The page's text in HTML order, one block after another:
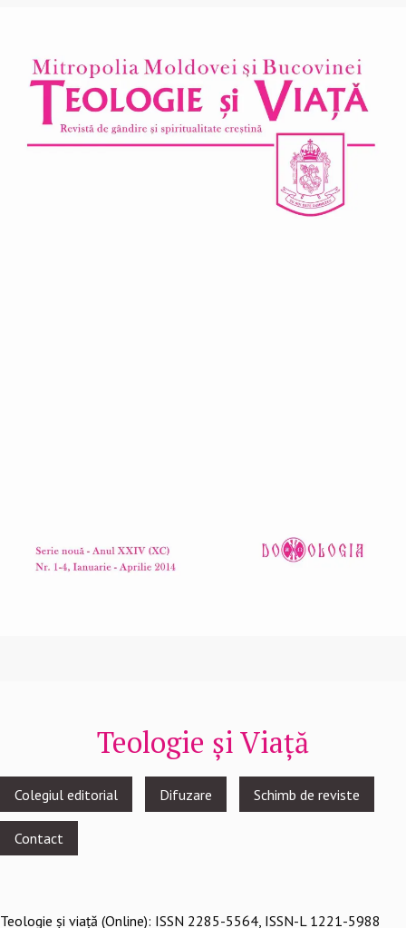
Teologie și Viață
Footer
menu
Colegiul editorial Difuzare Schimb de reviste
Contact
Teologie şi viaţă (Online): ISSN 2285-5564, ISSN-L 1221-5988